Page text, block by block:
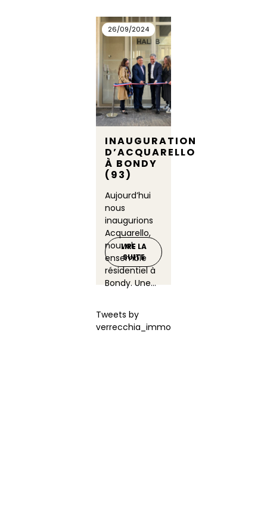
26/09/2024
INAUGURATION
D’ACQUARELLO
À BONDY
(93)
Aujourd’hui
nous
inaugurions
Acquarello,
nouvel
ensemble
résidentiel à
Bondy. Une...
LIRE LA
SUITE
Tweets by
verrecchia_immo